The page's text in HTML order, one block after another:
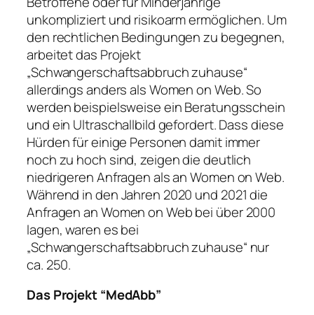
unkompliziert und risikoarm ermöglichen. Um
den rechtlichen Bedingungen zu begegnen,
arbeitet das Projekt
„Schwangerschaftsabbruch zuhause“
allerdings anders als Women on Web. So
werden beispielsweise ein Beratungsschein
und ein Ultraschallbild gefordert. Dass diese
Hürden für einige Personen damit immer
noch zu hoch sind, zeigen die deutlich
niedrigeren Anfragen als an Women on Web.
Während in den Jahren 2020 und 2021 die
Anfragen an Women on Web bei über 2000
lagen, waren es bei
„Schwangerschaftsabbruch zuhause“ nur
ca. 250.
Das Projekt “MedAbb”